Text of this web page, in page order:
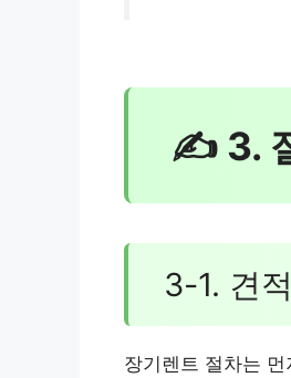
✍ 3.
3-1. 견
장기렌트 절차는